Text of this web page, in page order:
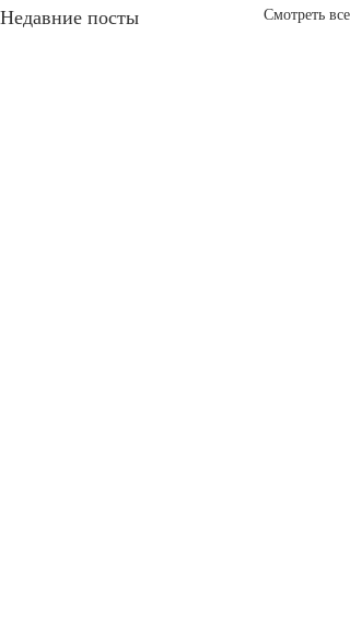
Недавние посты Смотреть все